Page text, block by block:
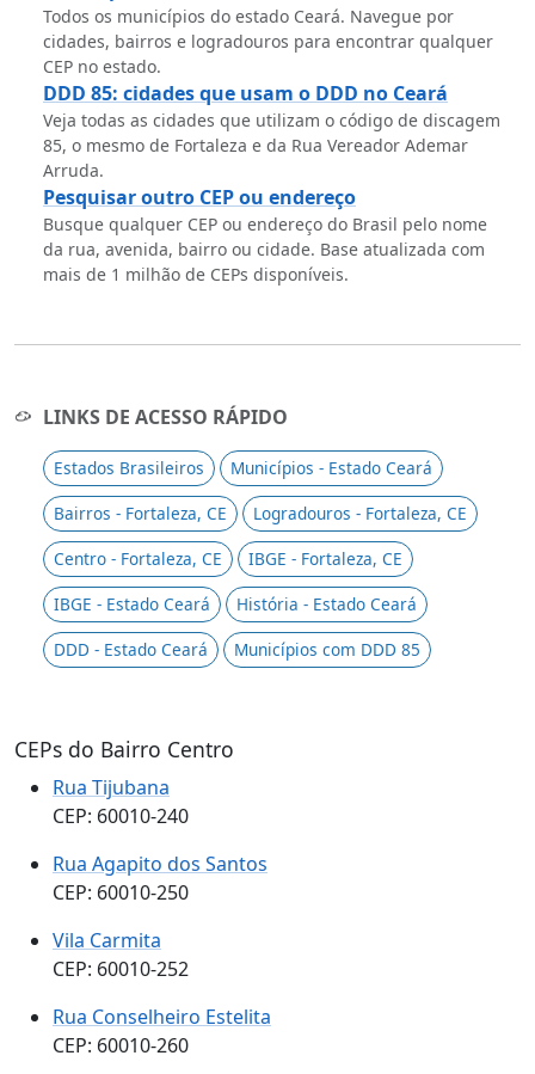
Todos os municípios do estado Ceará. Navegue por
cidades, bairros e logradouros para encontrar qualquer
CEP no estado.
DDD 85: cidades que usam o DDD no Ceará
Veja todas as cidades que utilizam o código de discagem
85, o mesmo de Fortaleza e da Rua Vereador Ademar
Arruda.
Pesquisar outro CEP ou endereço
Busque qualquer CEP ou endereço do Brasil pelo nome
da rua, avenida, bairro ou cidade. Base atualizada com
mais de 1 milhão de CEPs disponíveis.
LINKS DE ACESSO RÁPIDO
Estados Brasileiros
Municípios - Estado Ceará
Bairros - Fortaleza, CE
Logradouros - Fortaleza, CE
Centro - Fortaleza, CE
IBGE - Fortaleza, CE
IBGE - Estado Ceará
História - Estado Ceará
DDD - Estado Ceará
Municípios com DDD 85
CEPs do Bairro Centro
Rua Tijubana
CEP: 60010-240
Rua Agapito dos Santos
CEP: 60010-250
Vila Carmita
CEP: 60010-252
Rua Conselheiro Estelita
CEP: 60010-260